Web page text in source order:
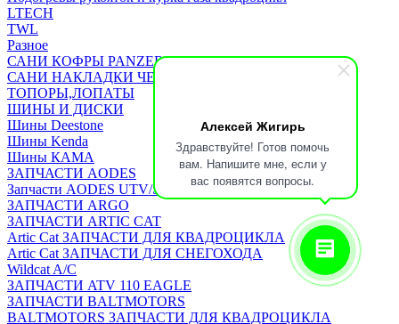
Алексей Жигирь
Здравствуйте! Готов помочь
вам. Напишите мне, если у
вас появятся вопросы.
LTECH
TWL
Разное
САНИ КОФРЫ PANZERBOX
САНИ НАКЛАДКИ ЧЕХЛЫ Бьюско
ТОПОРЫ,ЛОПАТЫ
ШИНЫ И ДИСКИ
Шины Deestone
Шины Kenda
Шины КАМА
ЗАПЧАСТИ AODES
Запчасти AODES UTV/SSV
ЗАПЧАСТИ ARGO
ЗАПЧАСТИ ARTIC CAT
Artic Cat ЗАПЧАСТИ ДЛЯ КВАДРОЦИКЛА
Artic Cat ЗАПЧАСТИ ДЛЯ СНЕГОХОДА
Wildcat A/C
ЗАПЧАСТИ ATV 110 EAGLE
ЗАПЧАСТИ BALTMOTORS
BALTMOTORS ЗАПЧАСТИ ДЛЯ КВАДРОЦИКЛА